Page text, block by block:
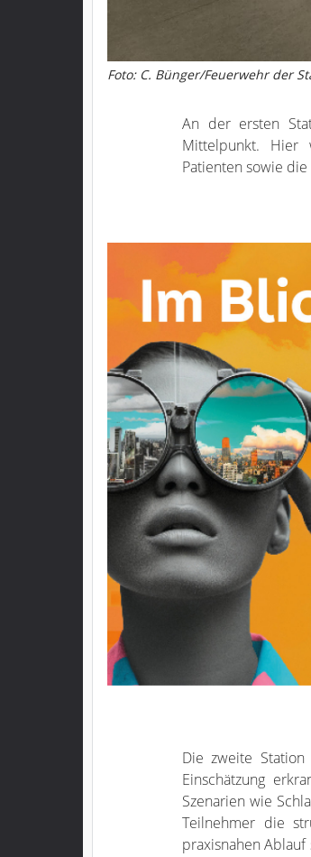
Foto: C. Bünger/Feuerwehr der
An der ersten
Mittelpunkt. Hier
Patienten sowie
Die zweite
Einschätzung
Szenarien wie
Teilnehmer die
praxisnahen